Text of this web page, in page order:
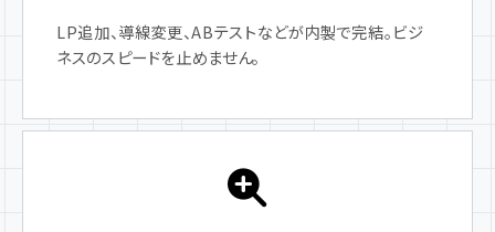
LP追加、導線変更、ABテストなどが内製で完結。ビジ
ネスのスピードを止めません。